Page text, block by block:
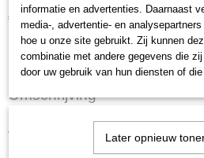
€ 24,95 (inclusief btw 21%)
Op voorraad
Omschrijving
TMNT: 2002 - Leonardo
informatie en advertenties. Daarnaast
media-, advertentie- en
hoe u onze site gebruikt. Zij kunnen
combinatie met andere gegevens die
door uw gebruik van hun diensten of
Later opnieuw